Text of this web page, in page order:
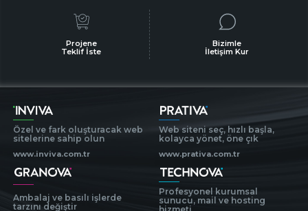
Projene
Teklif İste
Bizimle
İletişim Kur
Özel ve fark oluşturacak web
sitelerine sahip olun
www.inviva.com.tr
Web siteni seç, hızlı başla,
kolayca yönet, öne çık
www.prativa.com.tr
Ambalaj ve basılı işlerde
tarzını değiştir
Profesyonel kurumsal
sunucu, mail ve hosting